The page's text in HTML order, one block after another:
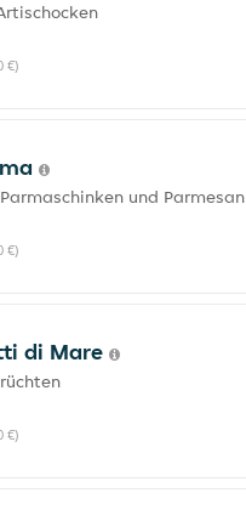
€)
und Parmesan
€)
di Mare
€)